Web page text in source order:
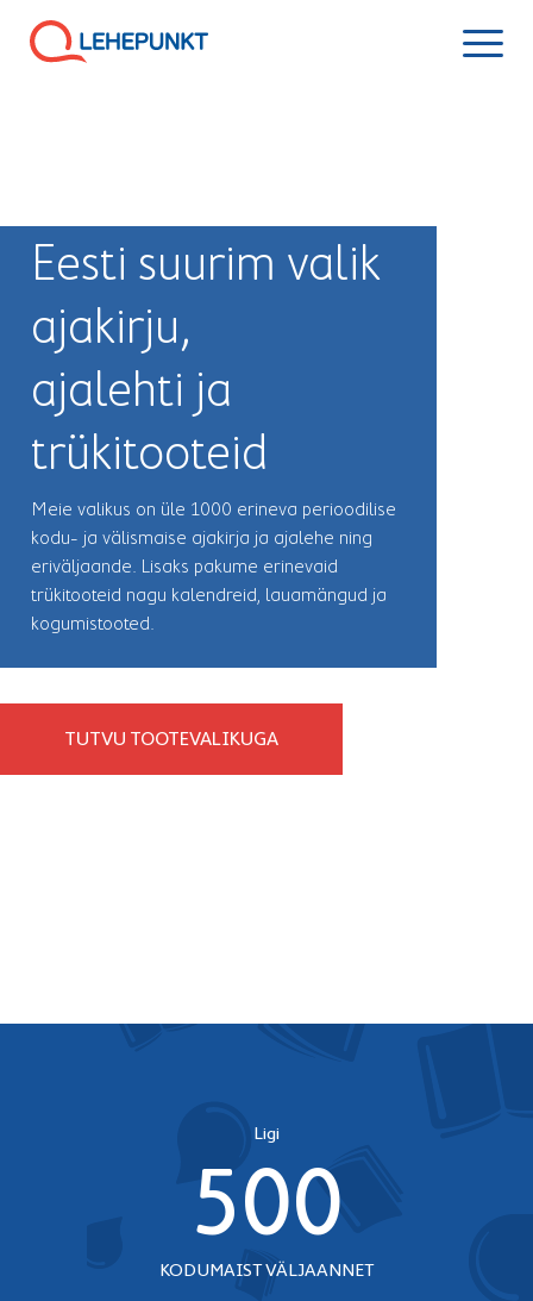
Eesti suurim valik
ajakirju,
ajalehti ja
trükitooteid
Meie valikus on üle 1000 erineva perioodilise
kodu- ja välismaise ajakirja ja ajalehe ning
eriväljaande. Lisaks pakume erinevaid
trükitooteid nagu kalendreid, lauamängud ja
kogumistooted.
TUTVU TOOTEVALIKUGA
Ligi
500
KODUMAIST VÄLJAANNET